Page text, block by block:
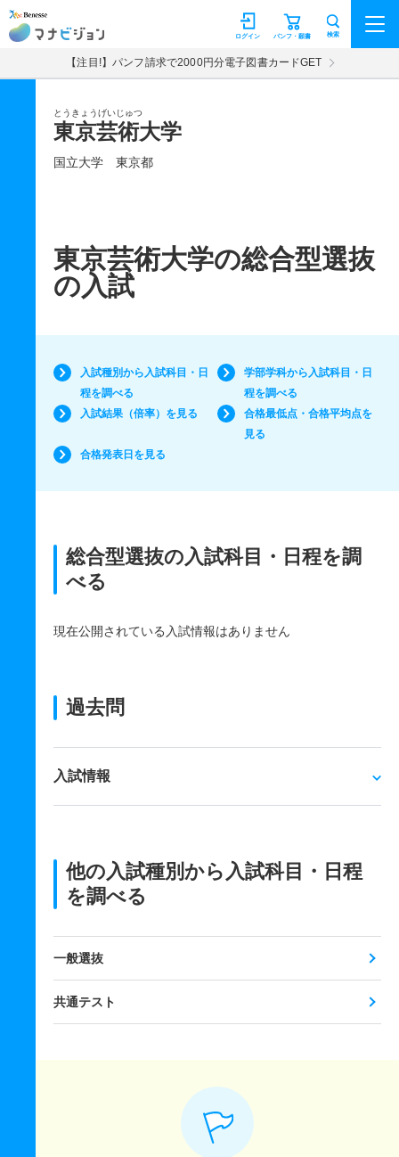
マナビジョン パンフ・願書
ログイン 検索
【注目!】パンフ請求で2000円分電子図書カードGET
とうきょうげいじゅつ
東京芸術大学
国立大学 東京都
東京芸術大学の総合型選抜
の入試
入試種別から入試科目・日
程を調べる
学部学科から入試科目・日
程を調べる
入試結果（倍率）を見る
合格最低点・合格平均点を
見る
合格発表日を見る
総合型選抜の入試科目・日程を調
べる
現在公開されている入試情報はありません
過去問
入試情報
他の入試種別から入試科目・日程
を調べる
一般選抜
共通テスト